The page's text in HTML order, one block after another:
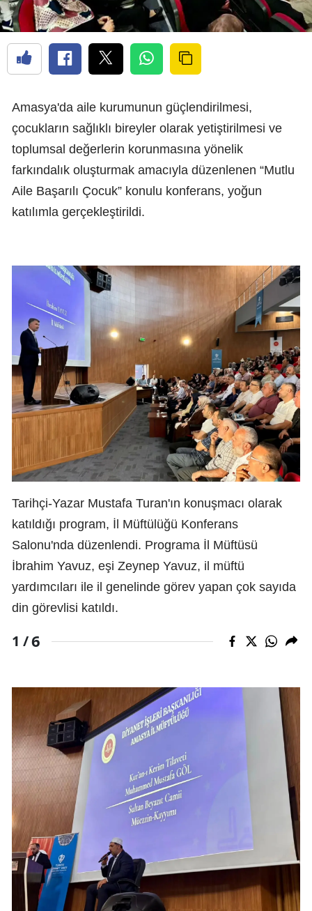
Amasya'da aile kurumunun güçlendirilmesi,
çocukların sağlıklı bireyler olarak yetiştirilmesi ve
toplumsal değerlerin korunmasına yönelik
farkındalık oluşturmak amacıyla düzenlenen “Mutlu
Aile Başarılı Çocuk” konulu konferans, yoğun
katılımla gerçekleştirildi.
Tarihçi-Yazar Mustafa Turan'ın konuşmacı olarak
katıldığı program, İl Müftülüğü Konferans
Salonu'nda düzenlendi. Programa İl Müftüsü
İbrahim Yavuz, eşi Zeynep Yavuz, il müftü
yardımcıları ile il genelinde görev yapan çok sayıda
din görevlisi katıldı.
1 /6